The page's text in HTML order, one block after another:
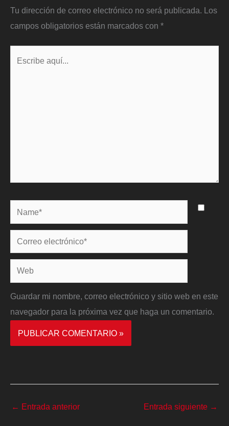
Tu dirección de correo electrónico no será publicada. Los
campos obligatorios están marcados con *
Name*
Correo
electrónico*
Web
Guardar mi nombre, correo electrónico y sitio web en este
navegador para la próxima vez que haga un comentario.
← Entrada anterior Entrada siguiente →